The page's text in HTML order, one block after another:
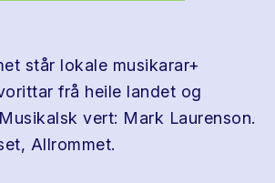
står lokale musikarar+
frå heile landet og
vert: Mark Laurenson.
Allrommet.